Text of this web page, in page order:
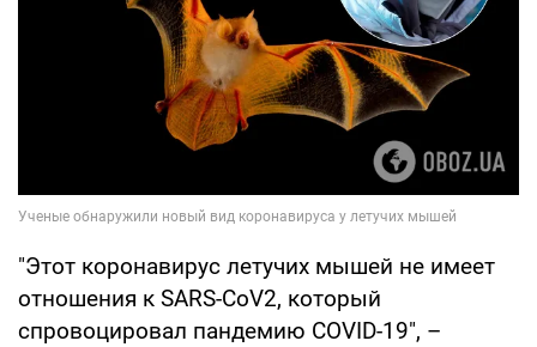
"Этот коронавирус летучих мышей не имеет
отношения к SARS-CoV2, который
спровоцировал пандемию COVID-19", –